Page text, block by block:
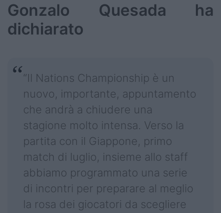
Gonzalo Quesada ha
dichiarato
“Il Nations Championship è un
nuovo, importante, appuntamento
che andrà a chiudere una
stagione molto intensa. Verso la
partita con il Giappone, primo
match di luglio, insieme allo staff
abbiamo programmato una serie
di incontri per preparare al meglio
la rosa dei giocatori da scegliere